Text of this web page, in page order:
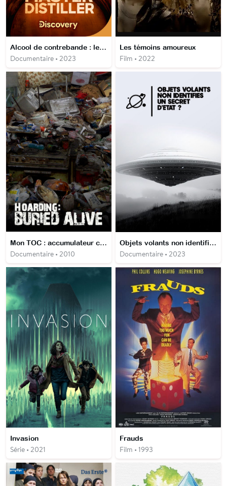
Alcool de contrebande : le meilleur distillateur
Documentaire • 2023
Les témoins amoureux
Film • 2022
Mon TOC : accumulateur compulsif
Documentaire • 2010
Objets volants non identifiés, un secret d'État ?
Documentaire • 2023
Invasion
Série • 2021
Frauds
Film • 1993